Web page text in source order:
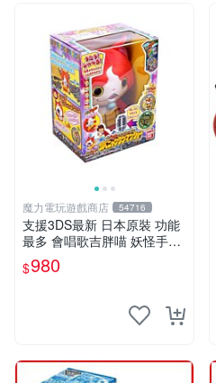
魔力電玩遊戲商店 54716
支援3DS最新 日本原裝 功能
最多 會唱歌吉胖喵 妖怪手錶
玩偶 五種發聲 可插徽章 對應
全系列硬幣【板橋魔力】
$980